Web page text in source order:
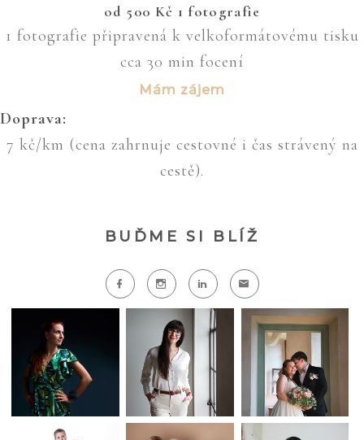
od 500 Kč 1 fotografie
1 fotografie připravená k velkoformátovému tisku
cca 30 min focení
Mám zájem
Doprava:
7 kč/km (cena zahrnuje cestovné i čas strávený na
cestě).
BUĎME SI BLÍŽ